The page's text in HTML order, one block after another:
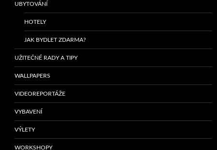
UBYTOVÁNÍ
HOTELY
JAK BYDLET ZDARMA?
UŽITEČNÉ RADY A TIPY
WALLPAPERS
VIDEOREPORTÁŽE
VYBAVENÍ
VÝLETY
WORKSHOPY